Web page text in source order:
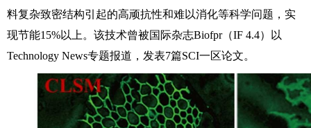
料复杂致密结构引起的高顽抗性和难以消化等科学问题，实
现节能15%以上。该技术曾被国际杂志Biofpr（IF 4.4）以
Technology News专题报道，发表7篇SCI一区论文。